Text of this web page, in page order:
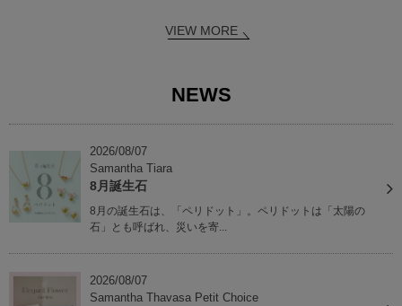
VIEW MORE
NEWS
2026/08/07
Samantha Tiara
8月誕生石
8月の誕生石は、「ペリドット」。ペリドットは「太陽の
石」とも呼ばれ、災いを寄...
2026/08/07
Samantha Thavasa Petit Choice